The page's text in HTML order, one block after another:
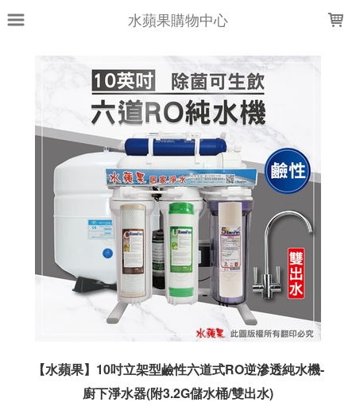
水蘋果購物中心
【水蘋果】10吋立架型鹼性六道式RO逆滲透純水機-
廚下淨水器(附3.2G儲水桶/雙出水)